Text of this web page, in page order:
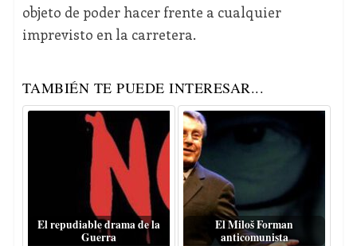
objeto de poder hacer frente a cualquier
imprevisto en la carretera.
TAMBIÉN TE PUEDE INTERESAR...
El repudiable drama de la
Guerra
El Miloš Forman
anticomunista